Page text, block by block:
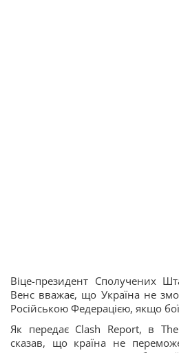
Віце-президент Сполучених
Венс вважає, що Україна не
Російською Федерацією, якщо
Як передає Clash Report, в
сказав, що країна не